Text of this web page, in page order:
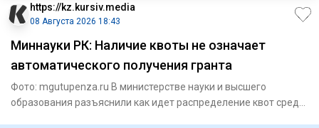
https://kz.kursiv.media
08 Августа 2026 18:43
Миннауки РК: Наличие квоты не означает
автоматического получения гранта
Фото: mgutupenza.ru В министерстве науки и высшего
образования разъяснили как идет распределение квот среди